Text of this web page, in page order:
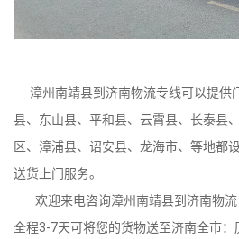
漳州南靖县到济南物流专线可以提供
县、东山县、平和县、云霄县、长泰县
区、漳浦县、诏安县、龙海市、等地都
送货上门服务。
欢迎来电咨询漳州南靖县到济南物流
全程3-7天可将您的货物送至济南全市：